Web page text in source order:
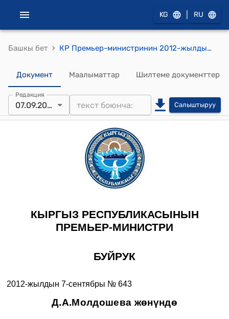
KG RU
Башкы бет › КР Премьер-министринин 2012-жылдын 7-сентябрындагы № 643 (Д.А.Молдошева жөнүндө) буйругу
Документ Маалыматтар Шилтеме документтер
Редакция
07.09.2012 Салыштыруу